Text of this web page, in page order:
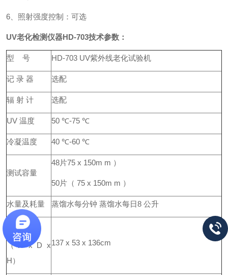
6、照射强度控制：可选
UV老化检测仪器HD-703技术参数：
型 号 HD-703 UV紫外线老化试验机
记 录 器 选配
辐 射 计 选配
UV 温度 50 ℃-75 ℃
冷凝温度 40 ℃-60 ℃
测试容量
48片75 x 150m m ）
50片（ 75 x 150m m ）
水量及耗量 蒸馏水每分钟 蒸馏水每日8 公升
体 积
（W x D x
H）
137 x 53 x 136cm